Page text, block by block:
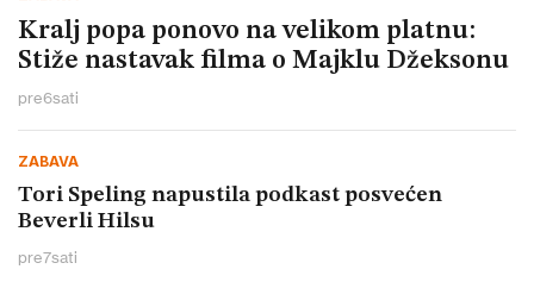
Kralj popa ponovo na velikom platnu:
Stiže nastavak filma o Majklu Džeksonu
pre6sati
ZABAVA
Tori Speling napustila podkast posvećen
Beverli Hilsu
pre7sati